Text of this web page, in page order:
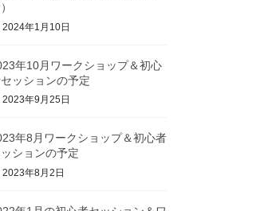
2024年1月10日
年10月ワークショップ＆初心
ッションの予定
2023年9月25日
年8月ワークショップ＆初心者
ションの予定
2023年8月2日